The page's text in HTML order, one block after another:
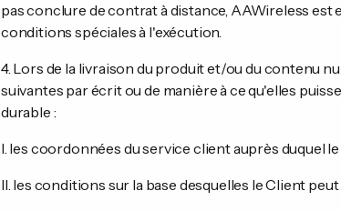
pas conclure de contrat à distance, AAWireless
conditions spéciales à l'exécution.
4. Lors de la livraison du produit et/ou du contenu
suivantes par écrit ou de manière à ce qu'elles
durable :
I. les coordonnées du service client auprès duquel
II. les conditions sur la base desquelles le Client